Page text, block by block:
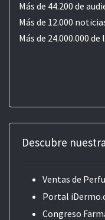
Más de 44.200 de
Más de 12.000
Más de 24.000.000
Descubre
Ventas de
Portal
Congreso